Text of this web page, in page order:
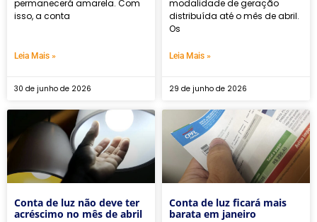
permanecerá amarela. Com
isso, a conta
Leia Mais »
30 de junho de 2026
modalidade de geração
distribuída até o mês de abril.
Os
Leia Mais »
29 de junho de 2026
Conta de luz não deve ter
acréscimo no mês de abril
Conta de luz ficará mais
barata em janeiro